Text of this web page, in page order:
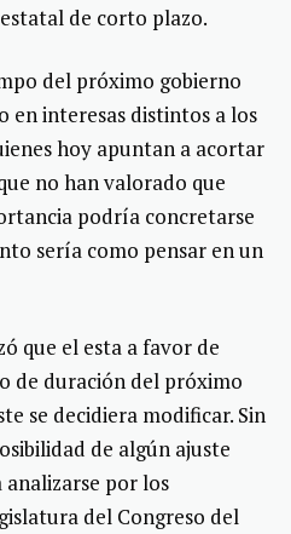
de corto plazo.
del próximo gobierno
en interesas distintos a los
hoy apuntan a acortar
no han valorado que
podría concretarse
sería como pensar en un
que el esta a favor de
de duración del próximo
se decidiera modificar. Sin
de algún ajuste
por los
del Congreso del